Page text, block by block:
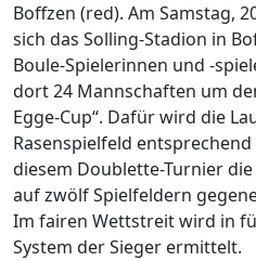
Boffzen (red). Am Samstag,
sich das Solling-Stadion in
Boule-Spielerinnen und -
dort 24 Mannschaften um
Egge-Cup“. Dafür wird die
Rasenspielfeld
diesem Doublette-Turnier
auf zwölf Spielfeldern
Im fairen Wettstreit wird in
System der Sieger ermittelt.